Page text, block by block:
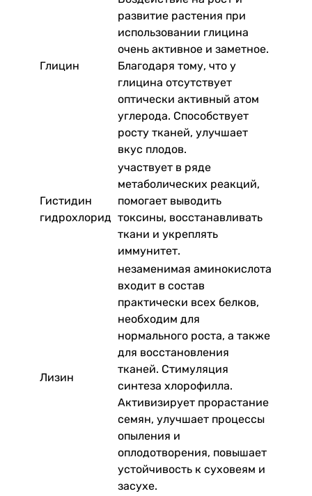
Глицин
развитие растения при
использовании глицина
очень активное и заметное.
Благодаря тому, что у
глицина отсутствует
оптически активный атом
углерода. Способствует
росту тканей, улучшает
вкус плодов.
Гистидин
гидрохлорид
участвует в ряде
метаболических реакций,
помогает выводить
токсины, восстанавливать
ткани и укреплять
иммунитет.
Лизин
незаменимая аминокислота
входит в состав
практически всех белков,
необходим для
нормального роста, а также
для восстановления
тканей. Стимуляция
синтеза хлорофилла.
Активизирует прорастание
семян, улучшает процессы
опыления и
оплодотворения, повышает
устойчивость к суховеям и
засухе.